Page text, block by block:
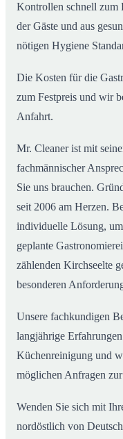
Kontrollen schnell zum
der Gäste und aus
nötigen Hygiene
Die Kosten für die
zum Festpreis und wir
Anfahrt.
Mr. Cleaner ist mit
fachmännischer
Sie uns brauchen.
seit 2006 am Herzen.
individuelle Lösung,
geplante
zählenden Kirchseelte
besonderen
Unsere fachkundigen
langjährige
Küchenreinigung und
möglichen Anfragen
Wenden Sie sich mit
nordöstlich von